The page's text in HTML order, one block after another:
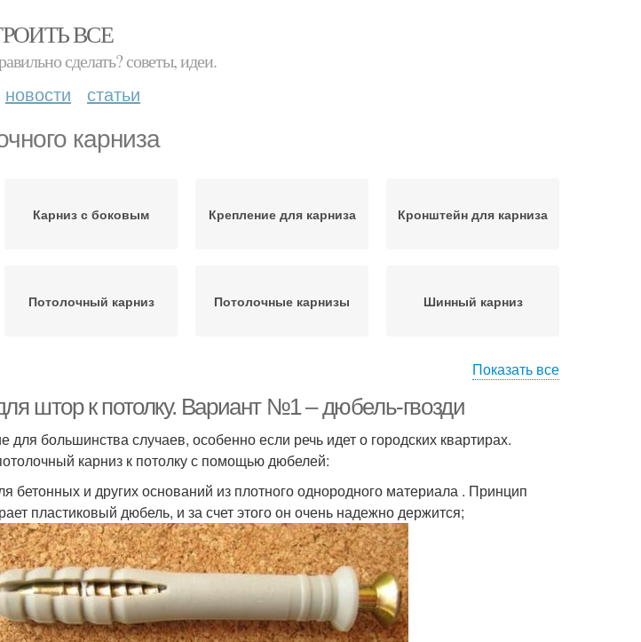
ВСЕ
сделать? советы, идеи.
новости статьи
карниза
Карниз с боковым Крепление для карниза Кронштейн для карниза
Потолочный карниз Потолочные карнизы Шинный карниз
потолку
Показать все
штор к потолку. Вариант №1 – дюбель-гвозди
большинства случаев, особенно если речь идет о городских квартирах.
карниз к потолку с помощью дюбелей:
бетонных и других оснований из плотного однородного материала . Принцип
пластиковый дюбель, и за счет этого он очень надежно держится;